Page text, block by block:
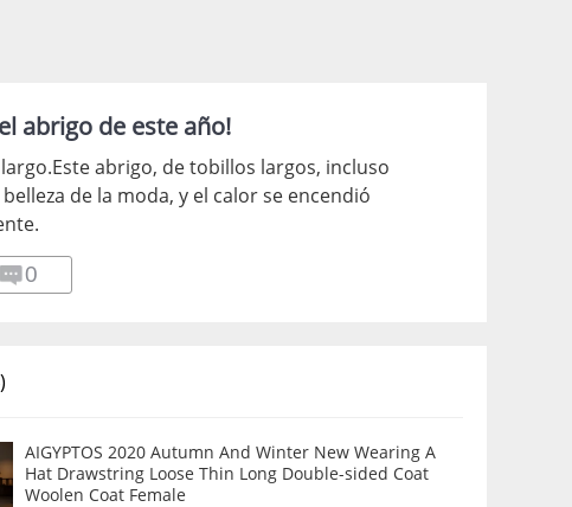
abrigo de este año!
abrigo, de tobillos largos, incluso
de la moda, y el calor se encendió
0
AIGYPTOS 2020 Autumn And Winter New Wearing A
Hat Drawstring Loose Thin Long Double-sided Coat
Woolen Coat Female